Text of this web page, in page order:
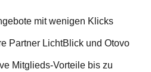
mit wenigen Klicks
Partner LichtBlick und Otovo
Mitglieds-Vorteile bis zu